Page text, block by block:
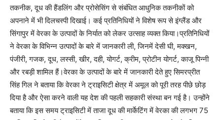
तकनीक, दूध की हैंडलिंग और प्रोसेसिंग से संबंधित आधुनिक तकनीकों को
अपनाने में भी दिलचस्पी दिखाई। कई प्रतिनिधियों ने विशेष रूप से इंग्लैंड और
सिंगापुर में वेरका के उत्पादों के निर्यात को लेकर उत्साह व्यक्त किया।प्रतिनिधियों
ने वेरका के विभिन्न उत्पादों के बारे में जानकारी ली, जिनमें देसी घी, मक्खन,
पंजीरी, गजक, दूध, लस्सी, खीर, दही, योगर्ट, क्रीम, प्रोटीन योगर्ट, काजू पिन्नी
और रबड़ी शामिल हैं।वेरका के उत्पादों के बारे में जानकारी देते हुए सिमरप्रीत
सिंह गिल ने बताया कि वेरका ने ट्राइसिटी क्षेत्र में अमूल को पूरी तरह पीछे छोड़
दिया है और ऐसा करने वाली यह देश की पहली सहकारी संस्था बन गई है। उन्होंने
बताया कि इस समय ट्राइसिटी में ताजा दूध की मार्केटिंग में वेरका की लगभग 75